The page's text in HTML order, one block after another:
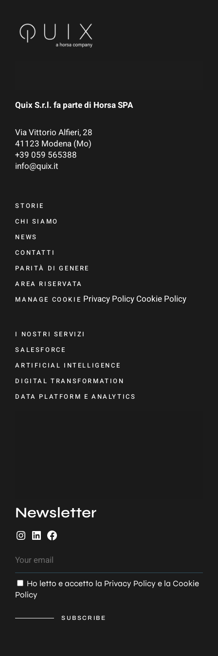
Quix S.r.l. fa parte di Horsa SPA
Via Vittorio Alfieri, 28
41123 Modena (Mo)
+39 059 565388
info@quix.it
STORIE
CHI SIAMO
NEWS
CONTATTI
PARITÀ DI GENERE
AREA RISERVATA
MANAGE COOKIE Privacy Policy Cookie Policy
I NOSTRI SERVIZI
SALESFORCE
ARTIFICIAL INTELLIGENCE
DIGITAL TRANSFORMATION
DATA PLATFORM E ANALYTICS
Newsletter
I
s
t
a
g
a
L
n
k
e
d
n
F
a
c
e
b
k
Ho letto e accetto la Privacy Policy e laCookie
Policy
SUBSCRIBE